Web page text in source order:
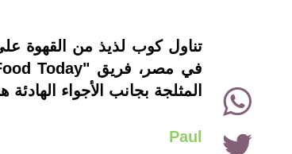
Twitter
WhatsApp
instagramتناول كوب لذيذ من القهوة
المثلجة بجانب الأجواء الهادئة
Paul